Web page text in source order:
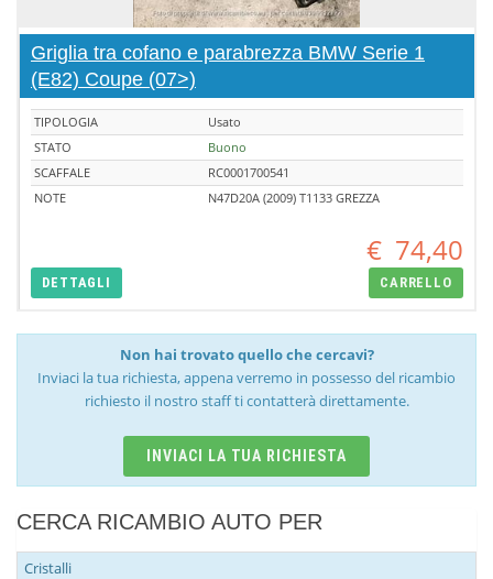
Griglia tra cofano e parabrezza BMW Serie 1
(E82) Coupe (07>)
TIPOLOGIA
Usato
STATO
Buono
SCAFFALE
RC0001700541
NOTE
N47D20A (2009) T1133 GREZZA
€ 74,40
DETTAGLI CARRELLO
Non hai trovato quello che cercavi?
Inviaci la tua richiesta, appena verremo in possesso del ricambio
richiesto il nostro staff ti contatterà direttamente.
INVIACI LA TUA RICHIESTA
CERCA RICAMBIO AUTO PER
Cristalli